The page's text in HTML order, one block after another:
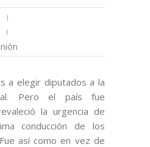
a elegir diputados a la
Pero el país fue
la urgencia de
conducción de los
así como en vez de